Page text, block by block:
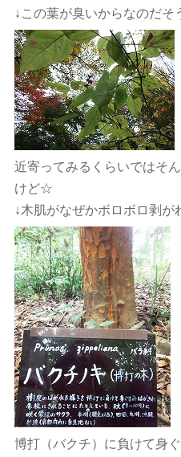
↓この葉が臭いからなのだそ
近寄ってみるくらいではそ
けど☆
↓木肌がなぜかボロボロ剥
博打（バクチ）に負けて身